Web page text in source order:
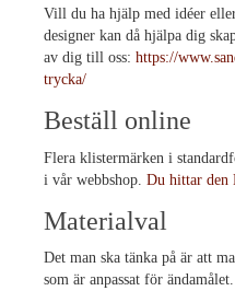
Vill du ha hjälp med idéer
designer kan då hjälpa dig
av dig till oss: https://
trycka/
Beställ online
Flera klistermärken i
i vår webbshop. Du hittar den
Materialval
Det man ska tänka på är att
som är anpassat för